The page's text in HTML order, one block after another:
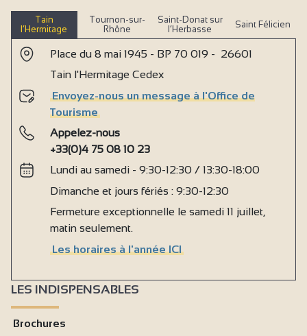
Tain
l’Hermitage
Tournon-sur-
Rhône
Saint-Donat sur
l’Herbasse
Saint Félicien
Place du 8 mai 1945 - BP 70 019 - 26601
Tain l'Hermitage Cedex
Envoyez-nous un message à l'Office de
Tourisme
Appelez-nous
+33(0)4 75 08 10 23
Lundi au samedi - 9:30-12:30 / 13:30-18:00
Dimanche et jours fériés : 9:30-12:30
Fermeture exceptionnelle le samedi 11 juillet,
matin seulement.
Les horaires à l'année ICI
LES INDISPENSABLES
Brochures